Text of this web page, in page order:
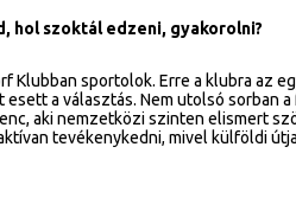
hol szoktál edzeni, gyakorolni?
Klubban sportolok. Erre a klubra az
a választás. Nem utolsó sorban
aki nemzetközi szinten elismert
tevékenykedni, mivel külföldi